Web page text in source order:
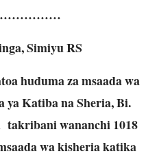
Simiyu RS
huduma za msaada wa
Katiba na Sheria, Bi.
takribani wananchi 1018
wa kisheria katika